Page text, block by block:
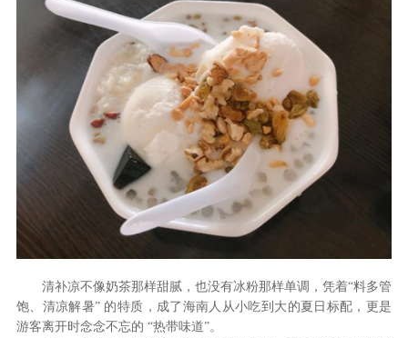
清补凉不像奶茶那样甜腻，也没有冰粉那样单调，凭着“料多管
饱、清凉解暑” 的特质，成了海南人从小吃到大的夏日标配，更是
游客离开时念念不忘的 “热带味道”。